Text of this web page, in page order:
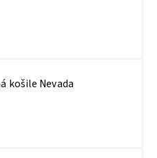
košile Nevada